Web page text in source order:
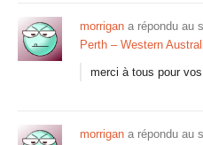
morrigan a répondu au
Perth – Western
merci à tous pour
morrigan a répondu au